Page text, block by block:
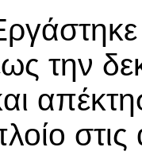
την